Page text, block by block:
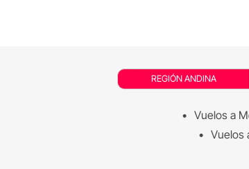
REGIÓN ANDINA
Vuelos a
Vuelos